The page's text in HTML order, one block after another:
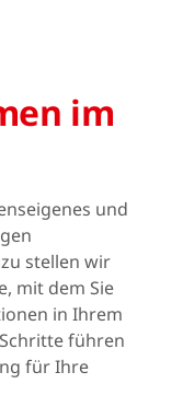
im
und
stellen wir
mit dem Sie
in Ihrem
führen
für Ihre